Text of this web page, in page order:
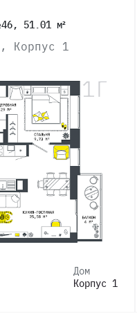
51.01 м²
Корпус 1
Дом
Корпус 1